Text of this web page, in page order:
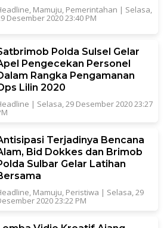
, Mamuju, Pemerintahan | Selasa,
Desember 2020 23:40 PM
Polda Sulsel Gelar
Pengecekan Personel
Rangka Pengamanan
Lilin 2020
| Selasa, 29 Desember 2020 23:27
Terjadinya Bencana
Bid Dokkes dan Brimob
Sulbar Gelar Latihan
, Mamuju, Peristiwa | Selasa, 29
2020 23:22 PM